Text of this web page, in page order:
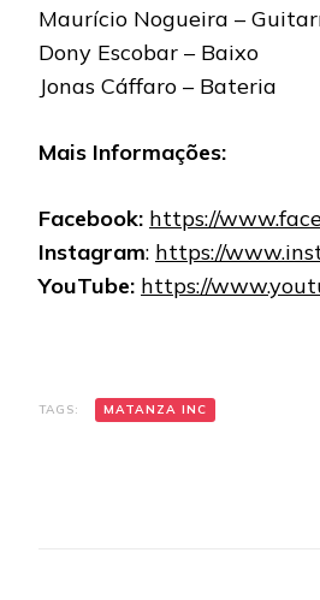
Maurício Nogueira –
Dony Escobar – Baixo
Jonas Cáffaro – Bateria
Mais Informações:
Facebook: https://
Instagram: https://
YouTube: https://
TAGS: MATANZA INC